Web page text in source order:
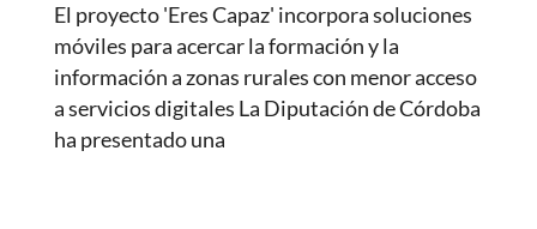
El proyecto 'Eres Capaz' incorpora soluciones
móviles para acercar la formación y la
información a zonas rurales con menor acceso
a servicios digitales La Diputación de Córdoba
ha presentado una